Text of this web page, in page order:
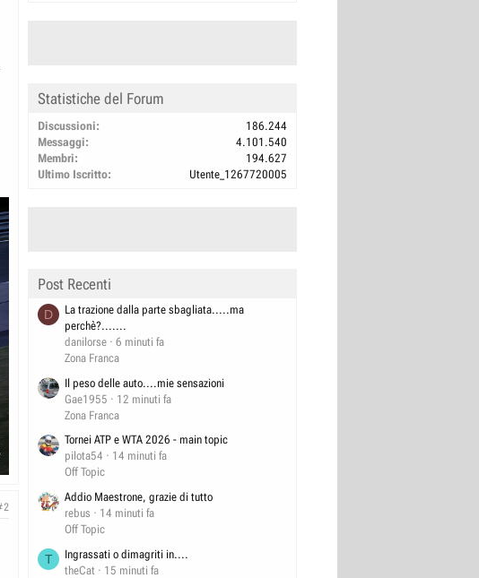
Statistiche del Forum
Discussioni
186.244
Messaggi
4.101.540
Membri
194.627
Ultimo Iscritto
Utente_1267720005
Post Recenti
D
La trazione dalla parte sbagliata.....ma
perchè?.......
danilorse
6 minuti fa
Zona Franca
Il peso delle auto....mie sensazioni
Gae1955
12 minuti fa
Zona Franca
Tornei ATP e WTA 2026 - main topic
pilota54
14 minuti fa
Off Topic
Addio Maestrone, grazie di tutto
rebus
14 minuti fa
Off Topic
T
Ingrassati o dimagriti in....
theCat
15 minuti fa